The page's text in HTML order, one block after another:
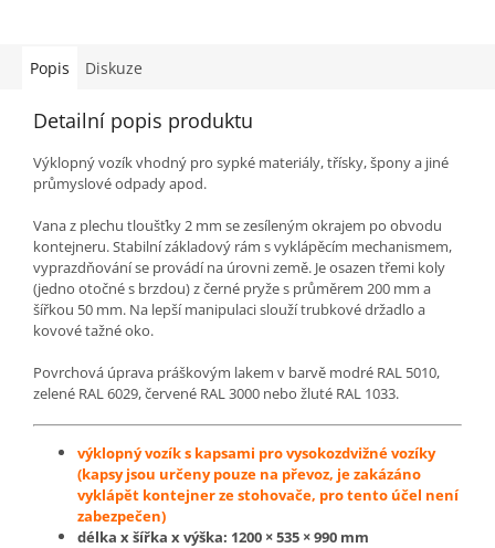
Popis Diskuze
Detailní popis produktu
Výklopný vozík vhodný pro sypké materiály, třísky, špony a jiné
průmyslové odpady apod.
Vana z plechu tloušťky 2 mm se zesíleným okrajem po obvodu
kontejneru. Stabilní základový rám s vyklápěcím mechanismem,
vyprazdňování se provádí na úrovni země. Je osazen třemi koly
(jedno otočné s brzdou) z černé pryže s průměrem 200 mm a
šířkou 50 mm. Na lepší manipulaci slouží trubkové držadlo a
kovové tažné oko.
Povrchová úprava práškovým lakem v barvě modré RAL 5010,
zelené RAL 6029, červené RAL 3000 nebo žluté RAL 1033.
výklopný vozík s kapsami pro vysokozdvižné vozíky
(kapsy jsou určeny pouze na převoz, je zakázáno
vyklápět kontejner ze stohovače, pro tento účel není
zabezpečen)
délka x šířka x výška: 1200 × 535 × 990 mm